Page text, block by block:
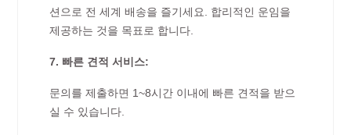
션으로 전 세계 배송을 즐기세요. 합리적인 운임을
제공하는 것을 목표로 합니다.
7. 빠른 견적 서비스:
문의를 제출하면 1~8시간 이내에 빠른 견적을 받으
실 수 있습니다.